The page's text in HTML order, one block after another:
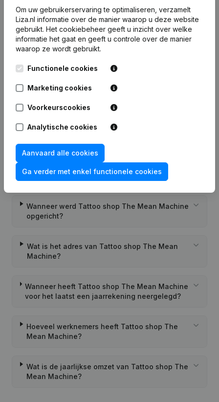
Wat is het KVK-nummer van Tattoo shop The
Wat is het btw-nummer van Tattoo shop The
Wat is het PEPPOL ID van Tattoo shop The
Mean Machine?
Wanneer werd Tattoo shop The Mean Machine
opgericht?
Wat is het adres van Tattoo shop The Mean
Machine?
Wanneer heeft Tattoo shop The Mean Machine
voor het laatst een jaarrekening neergelegd?
Hoeveel werknemers heeft Tattoo shop The
Mean Machine?
Wat is de jaarlijkse omzet van Tattoo shop The
Mean Machine?
Om uw gebruikerservaring te optimaliseren, verzamelt
Liza.nl informatie over de manier waarop u deze website
gebruikt. Het cookiebeheer geeft u inzicht over welke
informatie het gaat en geeft u controle over de manier
waarop ze wordt gebruikt.
Functionele cookies
Marketing cookies
Voorkeurscookies
Analytische cookies
Aanvaard alle cookies
Ga verder met enkel functionele cookies